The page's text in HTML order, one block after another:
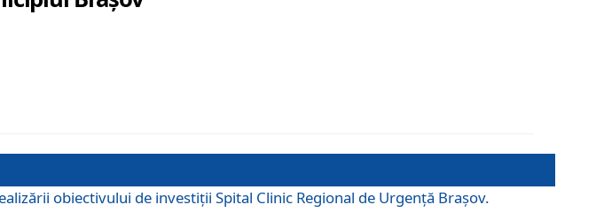
obiectivului de investiții Spital Clinic Regional de Urgență Brașov.